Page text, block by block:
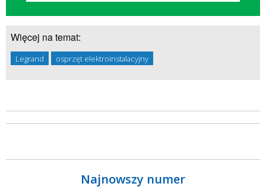
Więcej na temat:
Legrand osprzęt elektroinstalacyjny
Najnowszy numer